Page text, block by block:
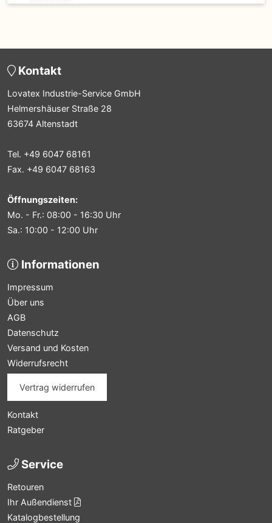
Kontakt
Lovatex Industrie-Service GmbH
Helmershäuser Straße 28
63674 Altenstadt
Tel. +49 6047 68161
Fax. +49 6047 68163
Öffnungszeiten:
Mo. - Fr.: 08:00 - 16:30 Uhr
Sa.: 10:00 - 12:00 Uhr
Informationen
Impressum
Über uns
AGB
Datenschutz
Versand und Kosten
Widerrufsrecht
Vertrag widerrufen
Kontakt
Ratgeber
Service
Retouren
Ihr Außendienst
Katalogbestellung